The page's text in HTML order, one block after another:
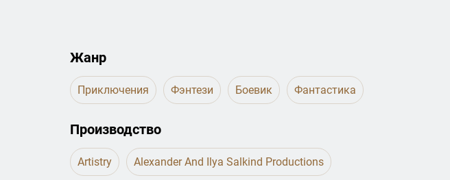
Жанр
Приключения Фэнтези Боевик Фантастика
Производство
Artistry Alexander And Ilya Salkind Productions